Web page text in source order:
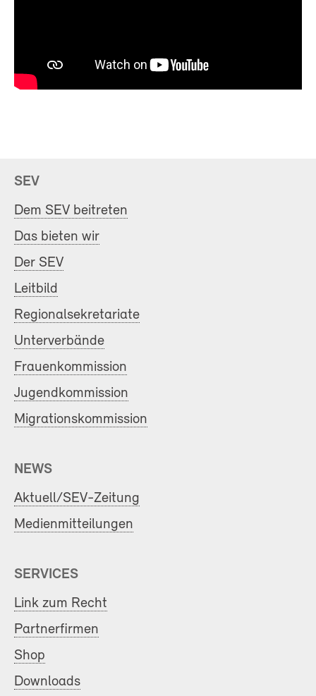
SEV
Dem SEV beitreten
Das bieten wir
Der SEV
Leitbild
Regionalsekretariate
Unterverbände
Frauenkommission
Jugendkommission
Migrationskommission
NEWS
Aktuell/SEV-Zeitung
Medienmitteilungen
SERVICES
Link zum Recht
Partnerfirmen
Shop
Downloads